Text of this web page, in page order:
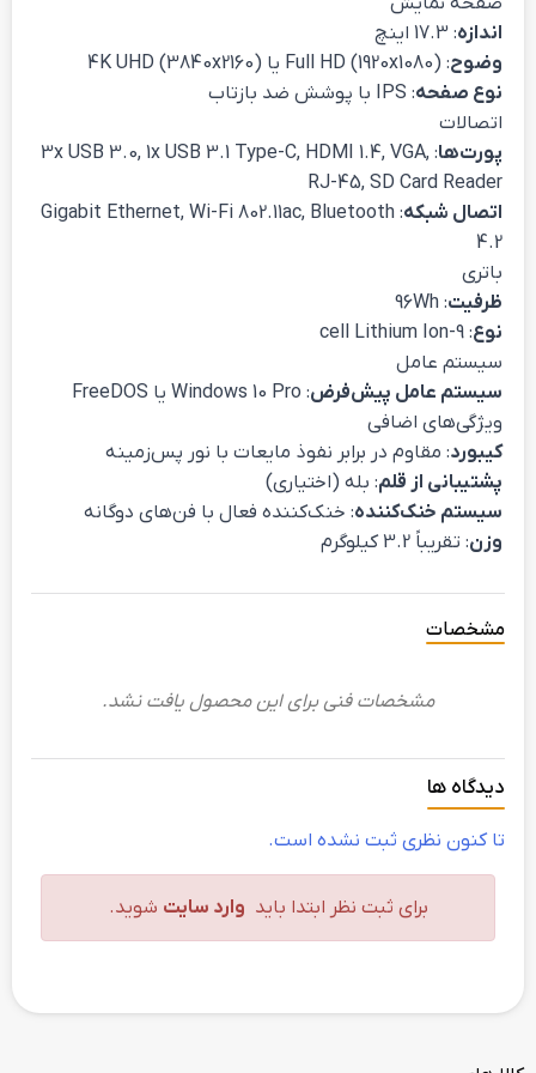
اندازه: 17.3 اینچ
وضوح: Full HD (1920x1080) یا 4K UHD (3840x2160)
نوع صفحه: IPS با پوشش ضد بازتاب
اتصالات
پورت‌ها : 3x USB 3.0, 1x USB 3.1 Type-C, HDMI 1.4, VGA,
RJ-45, SD Card Reader
اتصال شبکه : Gigabit Ethernet, Wi-Fi 802.11ac, Bluetooth
4.2
باتری
ظرفیت: 96Wh
نوع: 9-cell Lithium Ion
سیستم عامل
سیستم عامل پیش‌فرض: Windows 10 Pro یا FreeDOS
ویژگی‌های اضافی
کیبورد: مقاوم در برابر نفوذ مایعات با نور پس‌زمینه
پشتیبانی از قلم: بله (اختیاری)
سیستم خنک‌کننده: خنک‌کننده فعال با فن‌های دوگانه
وزن: تقریباً 3.2 کیلوگرم
مشخصات
مشخصات فنی برای این محصول یافت نشد.
دیدگاه ها
تا کنون نظری ثبت نشده است.
برای ثبت نظر ابتدا باید وارد سایت شوید.